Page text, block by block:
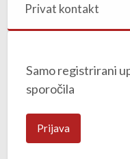
Privat kontakt
Samo registrirani
sporočila
Prijava